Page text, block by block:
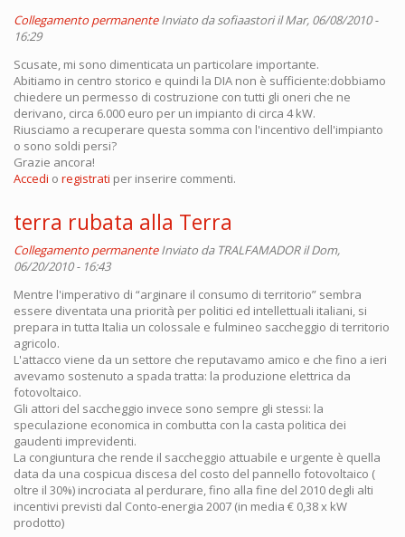
Collegamento permanente Inviato da sofiaastoriil Mar, 06/08/2010 -
16:29
Scusate, mi sono dimenticata un particolare importante.
Abitiamo in centro storico e quindi la DIA non è sufficiente:dobbiamo
chiedere un permesso di costruzione con tutti gli oneri che ne
derivano, circa 6.000 euro per un impianto di circa 4 kW.
Riusciamo a recuperare questa somma con l'incentivo dell'impianto
o sono soldi persi?
Grazie ancora!
Accedi o registrati per inserire commenti.
terra rubata alla Terra
Collegamento permanente Inviato da TRALFAMADORil Dom,
06/20/2010 - 16:43
Mentre l'imperativo di “arginare il consumo di territorio” sembra
essere diventata una priorità per politici ed intellettuali italiani, si
prepara in tutta Italia un colossale e fulmineo saccheggio di territorio
agricolo.
L'attacco viene da un settore che reputavamo amico e che fino a ieri
avevamo sostenuto a spada tratta: la produzione elettrica da
fotovoltaico.
Gli attori del saccheggio invece sono sempre gli stessi: la
speculazione economica in combutta con la casta politica dei
gaudenti imprevidenti.
La congiuntura che rende il saccheggio attuabile e urgente è quella
data da una cospicua discesa del costo del pannello fotovoltaico (
oltre il 30%) incrociata al perdurare, fino alla fine del 2010 degli alti
incentivi previsti dal Conto-energia 2007 (in media € 0,38 x kW
prodotto)